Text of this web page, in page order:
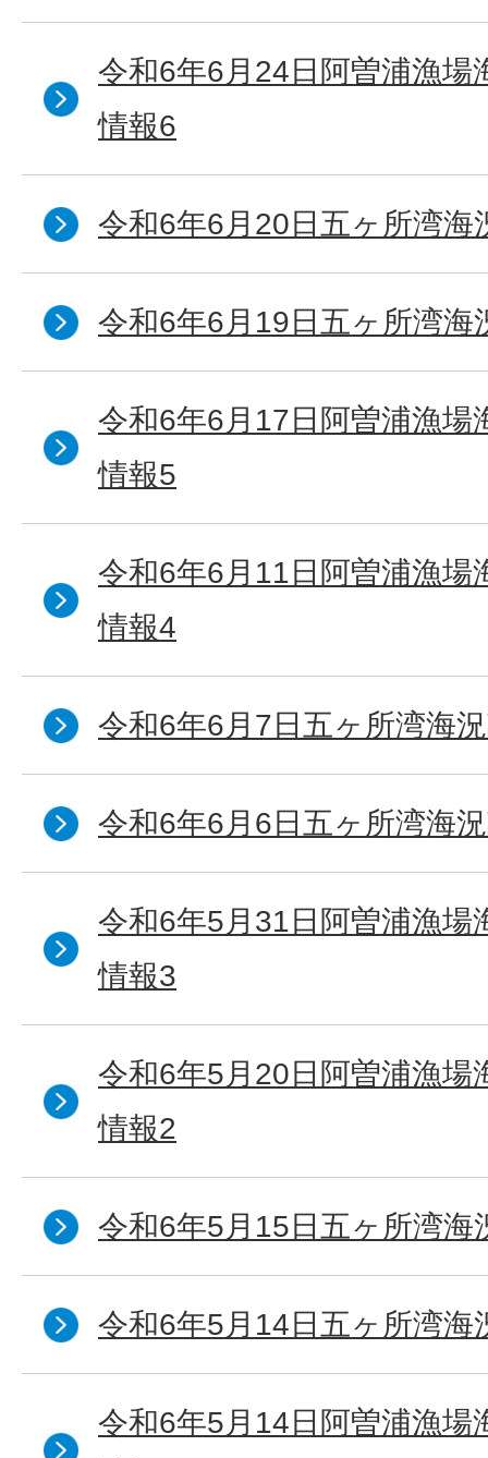
令和6年6月24日阿曽浦漁場
情報6
令和6年6月20日五ヶ所湾海
令和6年6月19日五ヶ所湾海
令和6年6月17日阿曽浦漁場
情報5
令和6年6月11日阿曽浦漁場
情報4
令和6年6月7日五ヶ所湾海
令和6年6月6日五ヶ所湾海
令和6年5月31日阿曽浦漁場
情報3
令和6年5月20日阿曽浦漁場
情報2
令和6年5月15日五ヶ所湾海
令和6年5月14日五ヶ所湾海
令和6年5月14日阿曽浦漁場